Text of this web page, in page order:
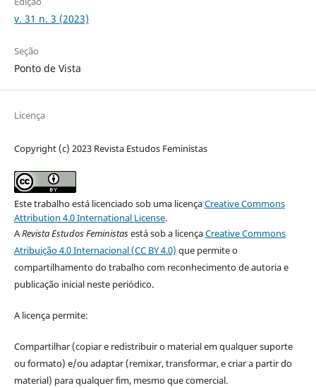
v. 31 n. 3 (2023)
Seção
Ponto de Vista
Licença
Copyright (c) 2023 Revista Estudos Feministas
Este trabalho está licenciado sob uma licençaCreative Commons
Attribution 4.0 International License.
ARevista Estudos Feministasestá sob a licençaCreative Commons
Atribuição 4.0 Internacional (CC BY 4.0) que permite o
compartilhamento do trabalho com reconhecimento de autoria e
publicação inicial neste periódico.
A licença permite:
Compartilhar (copiar e redistribuir o material em qualquer suporte
ou formato) e/ou adaptar (remixar, transformar, e criar a partir do
material) para qualquer fim, mesmo que comercial.